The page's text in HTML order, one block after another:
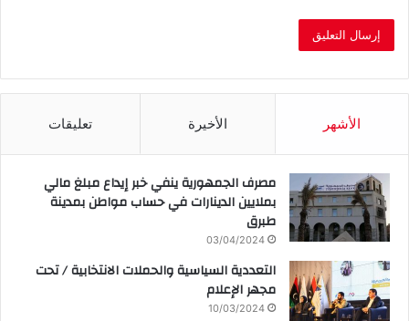
الأشهر الأخيرة تعليقات
مصرف الجمهورية ينفي خبر إيداع مبلغ مالي
بملايين الدينارات في حساب مواطن بمدينة
طبرق
03/04/2024
التعددية السياسية والحملات الانتخابية / تحت
مجهر الإعلام
10/03/2024